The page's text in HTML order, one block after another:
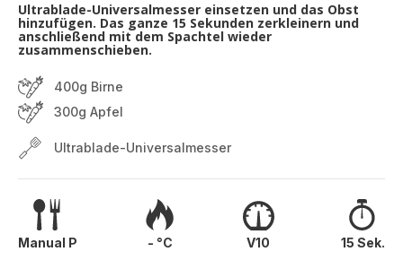
Ultrablade-Universalmesser einsetzen und das Obst
hinzufügen. Das ganze 15 Sekunden zerkleinern und
anschließend mit dem Spachtel wieder
zusammenschieben.
400g Birne
300g Apfel
Ultrablade-Universalmesser
Manual P - °C V10 15 Sek.